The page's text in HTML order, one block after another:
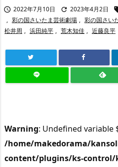
 2022年7月10日  2023年4月2日
, 彩の国さいたま芸術劇場 , 彩の国さい
松井周 , 浜田純平 , 荒木知佳 , 近藤良平
Warning: Undefined variable
/home/makedorama/
content/plugins/ks-control/